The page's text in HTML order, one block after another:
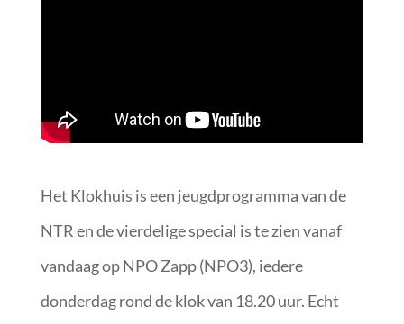
Het Klokhuis is een jeugdprogramma van de
NTR en de vierdelige special is te zien vanaf
vandaag op NPO Zapp (NPO3), iedere
donderdag rond de klok van 18.20 uur. Echt